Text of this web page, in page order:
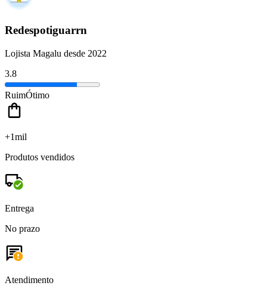
Redespotiguarrn
Lojista Magalu desde 2022
3.8
RuimÓtimo
+1mil
Produtos vendidos
Entrega
No prazo
Atendimento